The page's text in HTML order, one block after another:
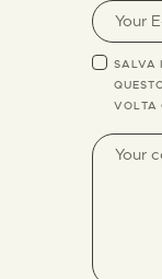
SALVA
VOLTA